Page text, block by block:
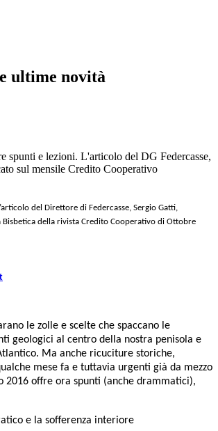
ultime novità
spunti e lezioni. L'articolo del DG Federcasse,
sul mensile Credito Cooperativo
del Direttore di Federcasse, Sergio Gatti,
della rivista Credito Cooperativo di Ottobre
le zolle e scelte che spaccano le
geologici al centro della nostra penisola e
Ma anche ricuciture storiche,
mese fa e tuttavia urgenti già da mezzo
2016 offre ora spunti (anche drammatici),
e la sofferenza interiore